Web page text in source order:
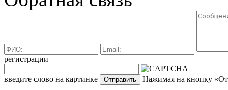
регистрации
введите слово на картинке Нажимая на кнопку